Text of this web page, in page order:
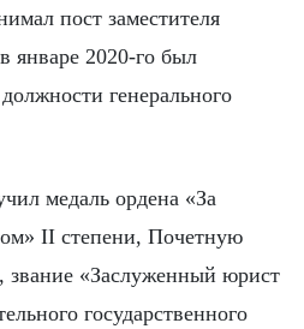
пост заместителя
январе 2020-го был
генерального
медаль ордена «За
II степени, Почетную
звание «Заслуженный юрист
государственного